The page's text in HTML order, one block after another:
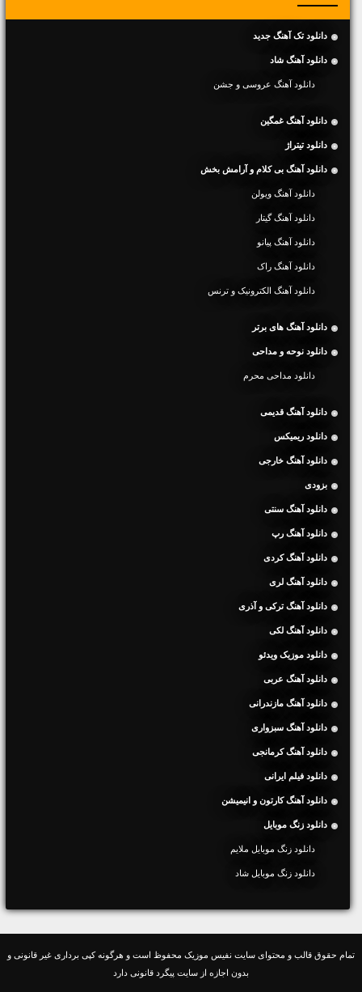
دانلود تک آهنگ جدید
دانلود آهنگ شاد
دانلود آهنگ عروسی و جشن
دانلود آهنگ غمگین
دانلود تیتراژ
دانلود آهنگ بی کلام و آرامش بخش
دانلود آهنگ ویولن
دانلود آهنگ گیتار
دانلود آهنگ پیانو
دانلود آهنگ راک
دانلود آهنگ الکترونیک و ترنس
دانلود آهنگ های برتر
دانلود نوحه و مداحی
دانلود مداحی محرم
دانلود آهنگ قدیمی
دانلود ریمیکس
دانلود آهنگ خارجی
بزودی
دانلود آهنگ سنتی
دانلود آهنگ رپ
دانلود آهنگ کردی
دانلود آهنگ لری
دانلود آهنگ ترکی و آذری
دانلود آهنگ لکی
دانلود موزیک ویدئو
دانلود آهنگ عربی
دانلود آهنگ مازندرانی
دانلود آهنگ سبزواری
دانلود آهنگ کرمانجی
دانلود فیلم ایرانی
دانلود آهنگ کارتون و انیمیشن
دانلود زنگ موبایل
دانلود زنگ موبایل ملایم
دانلود زنگ موبایل شاد
تمام حقوق قالب و محتوای سایت نفیس موزیک محفوظ است و هرگونه کپی برداری غیر قانونی و
بدون اجازه از سایت پیگرد قانونی دارد